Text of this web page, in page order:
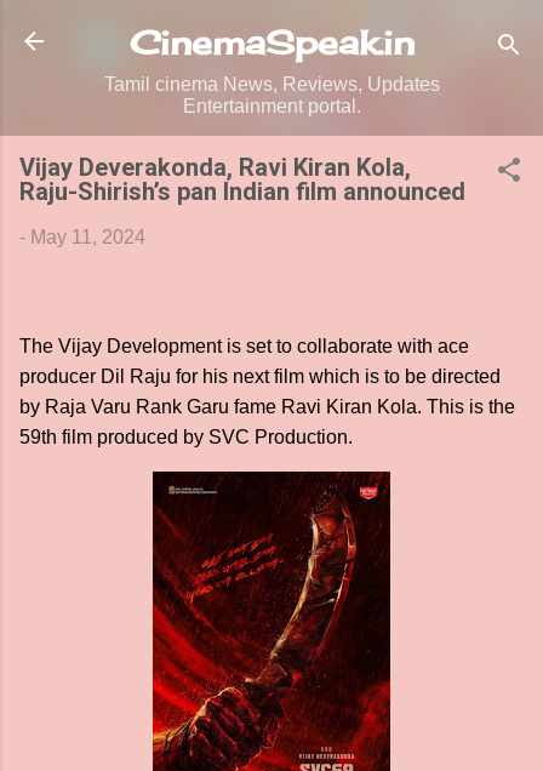
Skip to main content
CinemaSpeak.in
Tamil cinema News, Reviews, Updates
Entertainment portal.
Vijay Deverakonda, Ravi Kiran Kola,
Raju-Shirish’s pan Indian film announced
- May 11, 2024
The Vijay Development is set to collaborate with ace
producer Dil Raju for his next film which is to be directed
by Raja Varu Rank Garu fame Ravi Kiran Kola. This is the
59th film produced by SVC Production.